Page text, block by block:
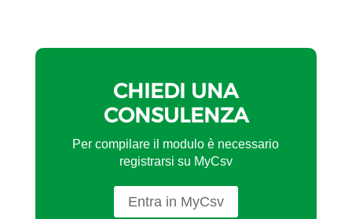
CHIEDI UNA
CONSULENZA
Per compilare il modulo è necessario
registrarsi su MyCsv
Entra in MyCsv